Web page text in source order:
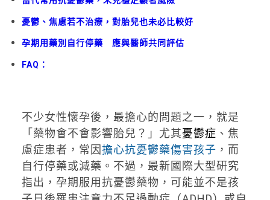
憂鬱、焦慮若不治療，對胎兒也未必比較好
孕期用藥別自行停藥 應與醫師共同評估
FAQ：
不少女性懷孕後，最擔心的問題之一，就是
「藥物會不會影響胎兒？」尤其憂鬱症 、焦
慮症患者，常因擔心抗憂鬱藥傷害孩子 ，而
自行停藥或減藥。不過，最新國際大型研究
指出，孕期服用抗憂鬱藥物，可能並不是孩